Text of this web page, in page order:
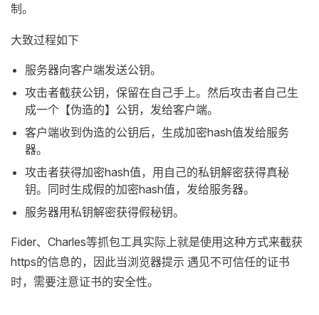
制。
大致过程如下
服务器向客户端发送公钥。
攻击者截获公钥，保留在自己手上。然后攻击者自己生
成一个【伪造的】公钥，发给客户端。
客户端收到伪造的公钥后，生成加密hash值发给服务
器。
攻击者获得加密hash值，用自己的私钥解密获得真秘
钥。同时生成假的加密hash值，发给服务器。
服务器用私钥解密获得假秘钥。
Fider、Charles等抓包工具实际上就是使用这种方式来截获
https的信息的，因此当浏览器提示 遇见不可信任的证书
时，需要注意证书的安全性。